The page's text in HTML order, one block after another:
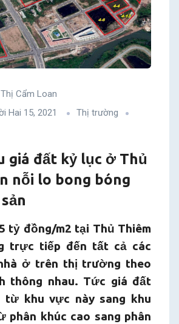
Cẩm Loan
Hai 15, 2021
Thị trường
giá đất kỷ lục ở Thủ
nỗi lo bong bóng
tỷ đồng/m2 tại Thủ Thiêm
trực tiếp đến tất cả các
ở trên thị trường theo
thông nhau. Tức giá đất
từ khu vực này sang khu
phân khúc cao sang phân